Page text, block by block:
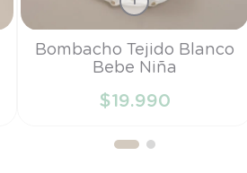
Talla
AÑADIR AL CARRITO
Bombacho Tejido Blanco
Bebe Niña
$19.990